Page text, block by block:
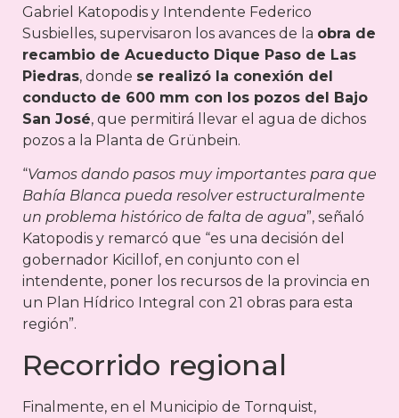
Gabriel Katopodis y Intendente Federico
Susbielles, supervisaron los avances de la obra de
recambio de Acueducto Dique Paso de Las
Piedras, donde se realizó la conexión del
conducto de 600 mm con los pozos del Bajo
San José, que permitirá llevar el agua de dichos
pozos a la Planta de Grünbein.
“Vamos dando pasos muy importantes para que
Bahía Blanca pueda resolver estructuralmente
un problema histórico de falta de agua”, señaló
Katopodis y remarcó que “es una decisión del
gobernador Kicillof, en conjunto con el
intendente, poner los recursos de la provincia en
un Plan Hídrico Integral con 21 obras para esta
región”.
Recorrido regional
Finalmente, en el Municipio de Tornquist,